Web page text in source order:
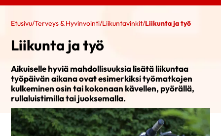
Etusivu/Terveys & Hyvinvointi/Liikuntavinkit/Liikunta ja työ
Liikunta ja työ
Aikuiselle hyviä mahdollisuuksia lisätä liikuntaa
työpäivän aikana ovat esimerkiksi työmatkojen
kulkeminen osin tai kokonaan kävellen, pyörällä,
rullaluistimilla tai juoksemalla.